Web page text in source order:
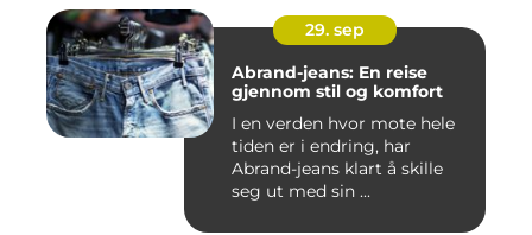
29. sep
Abrand-jeans: En reise
gjennom stil og komfort
I en verden hvor mote hele
tiden er i endring, har
Abrand-jeans klart å skille
seg ut med sin ...